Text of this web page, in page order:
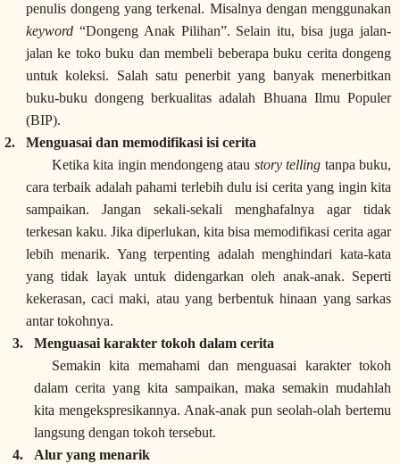
penulis dongeng yang terkenal. Misalnya dengan menggunakan
keyword“Dongeng Anak Pilihan”. Selain itu, bisa juga jalan-
jalan ke toko buku dan membeli beberapa buku cerita dongeng
untuk koleksi. Salah satu penerbit yang banyak menerbitkan
buku-buku dongeng berkualitas adalah Bhuana Ilmu Populer
(BIP).
2.
Menguasai dan memodifikasi isi cerita
Ketika kita ingin mendongeng atau story telling tanpa buku,
cara terbaik adalah pahami terlebih dulu isi cerita yang ingin kita
sampaikan. Jangan sekali-sekali menghafalnya agar tidak
terkesan kaku. Jika diperlukan, kita bisa memodifikasi cerita agar
lebih menarik. Yang terpenting adalah menghindari kata-kata
yang tidak layak untuk didengarkan oleh anak-anak. Seperti
kekerasan, caci maki, atau yang berbentuk hinaan yang sarkas
antar tokohnya.
3.
Menguasai karakter tokoh dalam cerita
Semakin kita memahami dan menguasai karakter tokoh
dalam cerita yang kita sampaikan, maka semakin mudahlah
kita mengekspresikannya. Anak-anak pun seolah-olah bertemu
langsung dengan tokoh tersebut.
4.
Alur yang menarik